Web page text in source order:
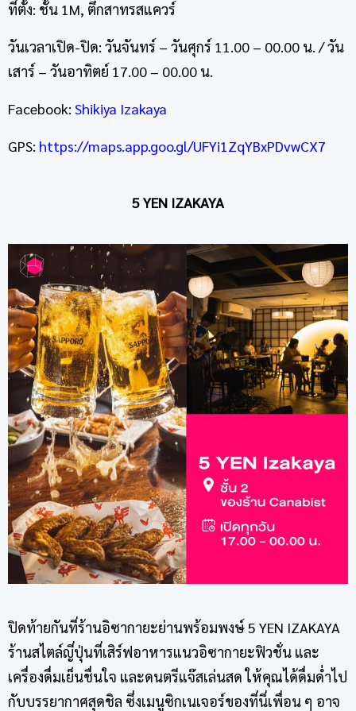
ที่ตั้ง: ชั้น 1M, ตึกสาทรสแควร์
วันเวลาเปิด-ปิด: วันจันทร์ – วันศุกร์ 11.00 – 00.00 น. / วัน
เสาร์ – วันอาทิตย์ 17.00 – 00.00 น.
Facebook: Shikiya Izakaya
GPS: https://maps.app.goo.gl/UFYi1ZqYBxPDvwCX7
5 YEN IZAKAYA
ปิดท้ายกันที่ร้านอิซากายะย่านพร้อมพงษ์ 5 YEN IZAKAYA
ร้านสไตล์ญี่ปุ่นที่เสิร์ฟอาหารแนวอิซากายะฟิวชั่น และ
เครื่องดื่มเย็นชื่นใจ และดนตรีแจ๊สเล่นสด ให้คุณได้ดื่มด่ำไป
กับบรรยากาศสุดชิล ซึ่งเมนูซิกเนเจอร์ของที่นี่เพื่อน ๆ อาจ